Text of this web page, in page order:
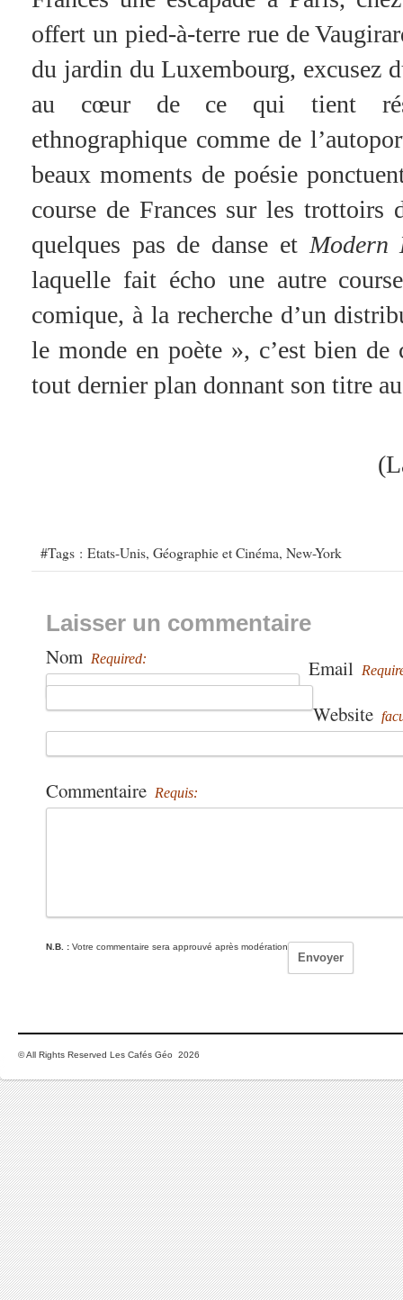
offert un pied-à-terre rue de
du jardin du Luxembourg, excusez
au cœur de ce qui tient
ethnographique comme de
beaux moments de poésie
course de Frances sur les trottoirs
quelques pas de danse et Modern
laquelle fait écho une autre
comique, à la recherche d’un
le monde en poète », c’est bien de
tout dernier plan donnant son titre
#Tags : Etats-Unis, Géographie et Cinéma, New-York
Laisser un commentaire
Nom Required: Email
Website
Commentaire Requis:
N.B. : Votre commentaire sera approuvé après modération
© All Rights Reserved Les Cafés Géo 2026